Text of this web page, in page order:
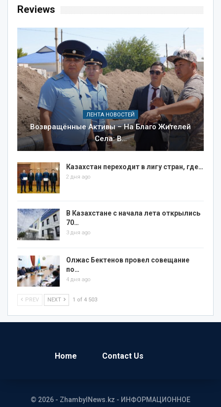
Reviews
ЛЕНТА НОВОСТЕЙ
Возвращённые Активы – На Благо Жителей
Села: В…
Казахстан переходит в лигу стран, где…
2 дня ago
В Казахстане с начала лета открылись
70…
3 дня ago
Олжас Бектенов провел совещание
по…
4 дня ago
PREV NEXT 1 of 4 503
Home Contact Us
© 2026 - ZhambylNews.kz - ИНФОРМАЦИОННОЕ